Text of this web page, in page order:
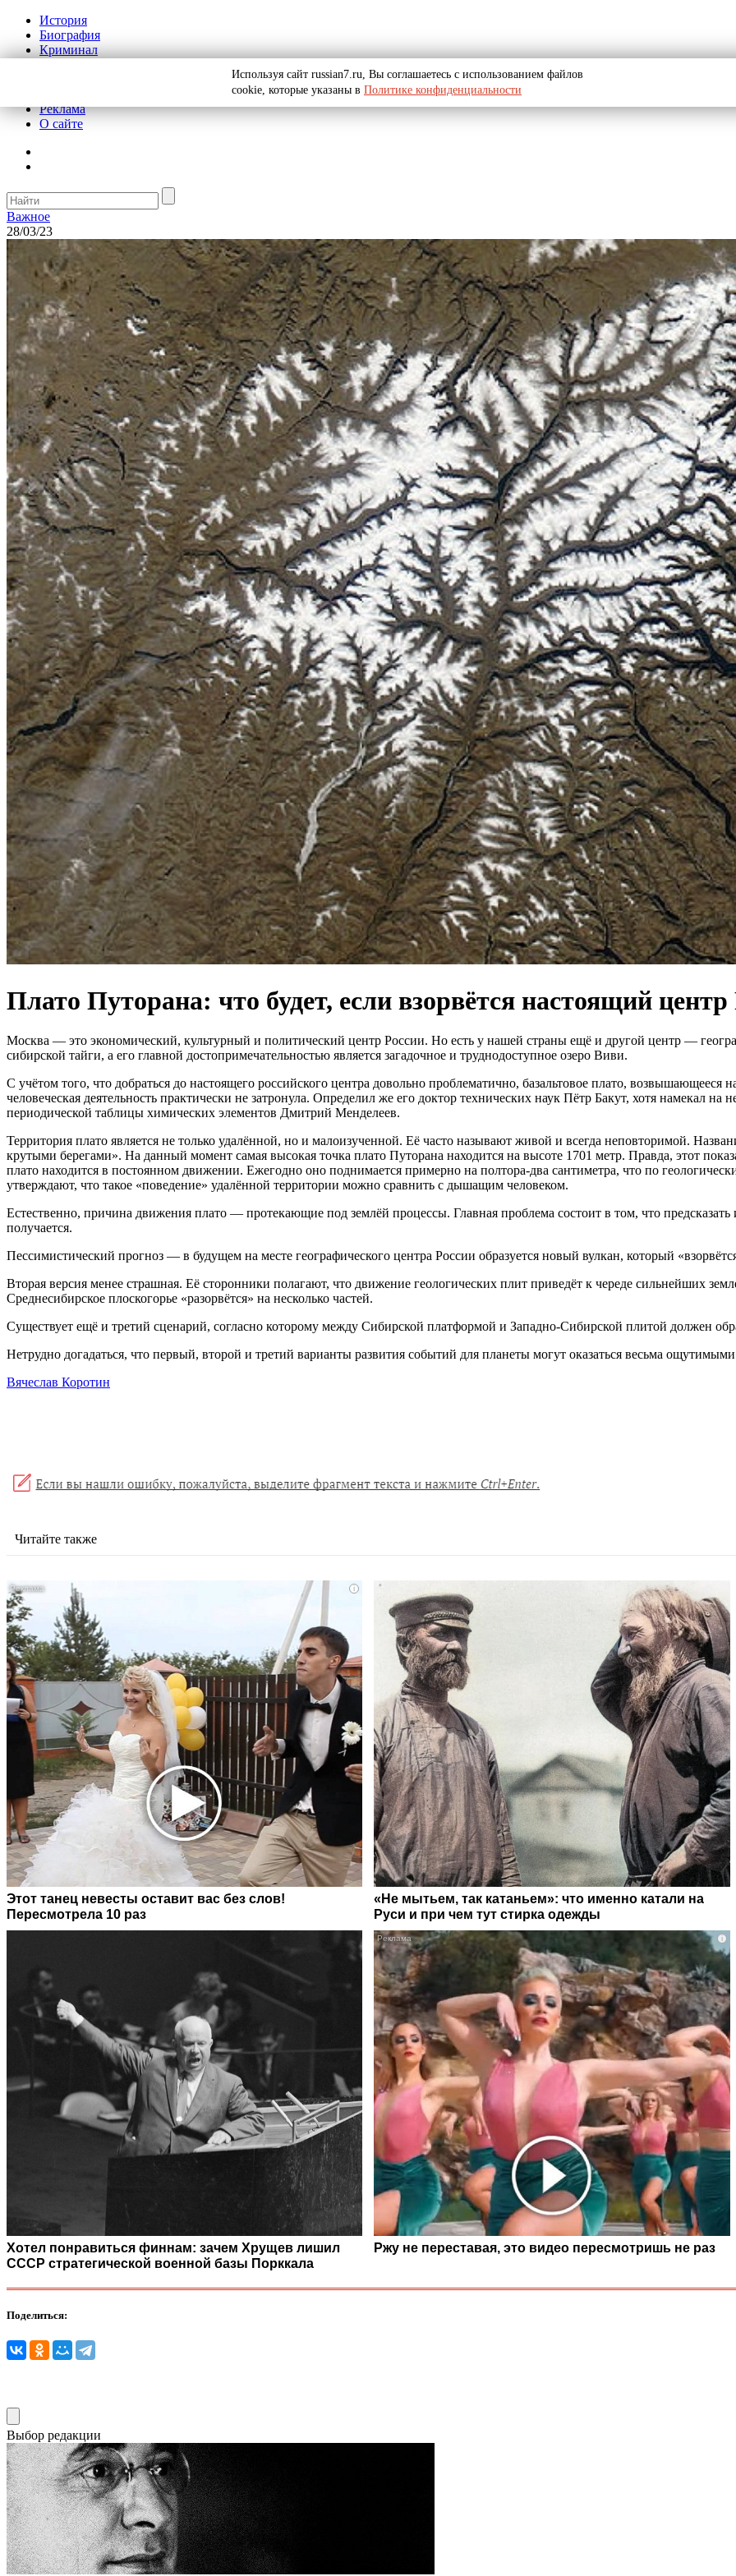
История
Биография
Криминал
Реклама
О сайте
Важное
28/03/23
Плато Путорана: что будет, если взорвётся настоящий центр
Москва — это экономический, культурный и политический центр России. Но есть у нашей страны ещё и другой центр —
сибирской тайги, а его главной достопримечательностью является загадочное и труднодоступное озеро Виви.
С учётом того, что добраться до настоящего российского центра довольно проблематично, базальтовое плато,
человеческая деятельность практически не затронула. Определил же его доктор технических наук Пётр Бакут, хотя намекал на
периодической таблицы химических элементов Дмитрий Менделеев.
Территория плато является не только удалённой, но и малоизученной. Её часто называют живой и всегда неповторимой.
крутыми берегами». На данный момент самая высокая точка плато Путорана находится на высоте 1701 метр. Правда, этот
плато находится в постоянном движении. Ежегодно оно поднимается примерно на полтора-два сантиметра, что по
утверждают, что такое «поведение» удалённой территории можно сравнить с дышащим человеком.
Естественно, причина движения плато — протекающие под землёй процессы. Главная проблема состоит в том, что
получается.
Пессимистический прогноз — в будущем на месте географического центра России образуется новый вулкан, который
Вторая версия менее страшная. Её сторонники полагают, что движение геологических плит приведёт к череде сильнейших
Среднесибирское плоскогорье «разорвётся» на несколько частей.
Существует ещё и третий сценарий, согласно которому между Сибирской платформой и Западно-Сибирской плитой должен
Нетрудно догадаться, что первый, второй и третий варианты развития событий для планеты могут оказаться весьма
Вячеслав Коротин
Читайте также
i
Этот танец невесты оставит вас без слов!
Пересмотрела 10 раз
«Не мытьем, так катаньем»: что именно катали на
Руси и при чем тут стирка одежды
Хотел понравиться финнам: зачем Хрущев лишил
СССР стратегической военной базы Порккала
i
Ржу не переставая, это видео пересмотришь не раз
Поделиться:
Выбор редакции
Используя сайт russian7.ru, Вы соглашаетесь с использованием файлов
cookie, которые указаны в Политике конфиденциальности